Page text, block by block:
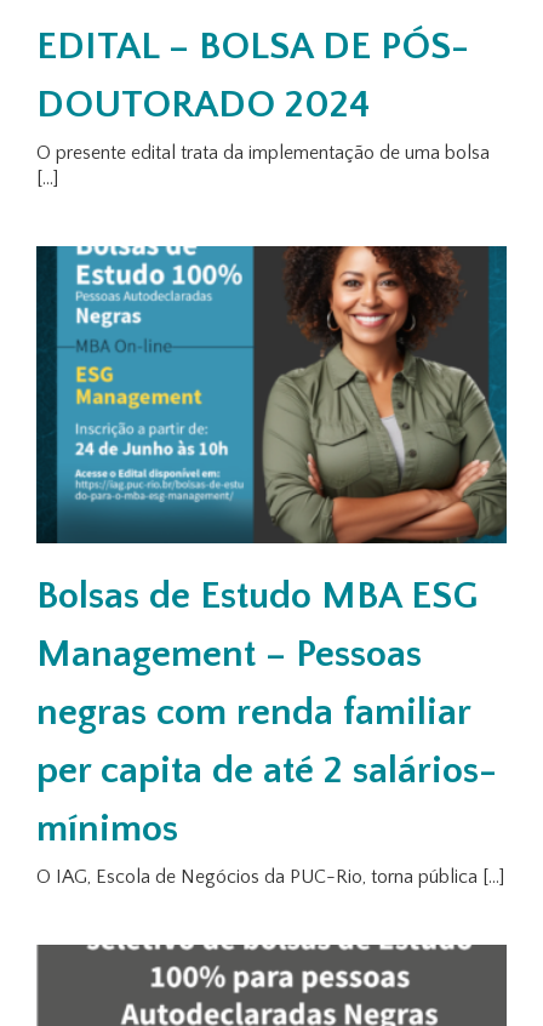
EDITAL – BOLSA DE PÓS-
DOUTORADO 2024
O presente edital trata da implementação de uma bolsa
[...]
Bolsas de Estudo MBA ESG
Management – Pessoas
negras com renda familiar
per capita de até 2 salários-
mínimos
O IAG, Escola de Negócios da PUC-Rio, torna pública [...]